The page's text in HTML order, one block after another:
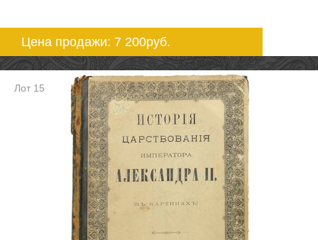
Цена продажи: 7 200руб.
Лот 15